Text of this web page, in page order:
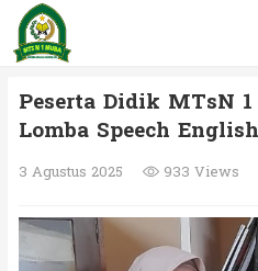
Peserta Didik MTsN
Lomba Speech
3 Agustus 2025 933 Views